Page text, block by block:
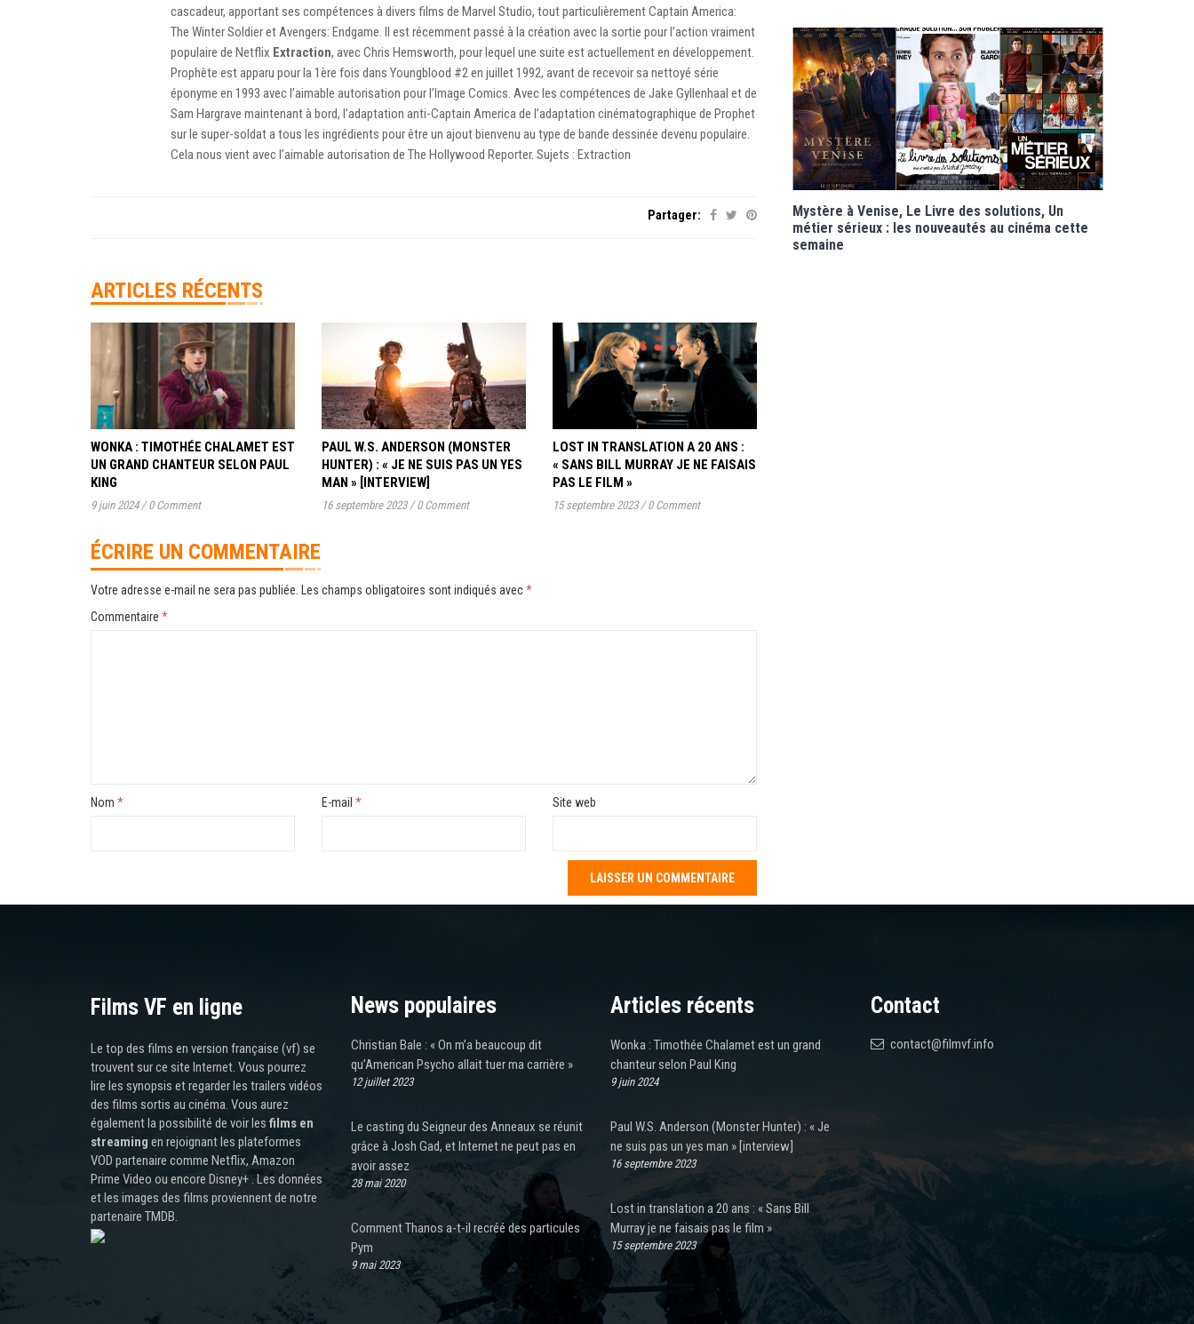
cascadeur, apportant ses compétences à divers films de Marvel Studio, tout particulièrement Captain America:
The Winter Soldier et Avengers: Endgame. Il est récemment passé à la création avec la sortie pour l’action vraiment
populaire de Netflix Extraction, avec Chris Hemsworth, pour lequel une suite est actuellement en développement.
Prophète est apparu pour la 1ère fois dans Youngblood #2 en juillet 1992, avant de recevoir sa nettoyé série
éponyme en 1993 avec l’aimable autorisation pour l’Image Comics. Avec les compétences de Jake Gyllenhaal et de
Sam Hargrave maintenant à bord, l’adaptation anti-Captain America de l’adaptation cinématographique de Prophet
sur le super-soldat a tous les ingrédients pour être un ajout bienvenu au type de bande dessinée devenu populaire.
Cela nous vient avec l’aimable autorisation de The Hollywood Reporter. Sujets : Extraction
Partager:
ARTICLES RÉCENTS
WONKA : TIMOTHÉE CHALAMET EST
UN GRAND CHANTEUR SELON PAUL
KING
9 juin 2024 / 0 Comment
PAUL W.S. ANDERSON (MONSTER
HUNTER) : « JE NE SUIS PAS UN YES
MAN » [INTERVIEW]
16 septembre 2023 / 0 Comment
LOST IN TRANSLATION A 20 ANS :
« SANS BILL MURRAY JE NE FAISAIS
PAS LE FILM »
15 septembre 2023 / 0 Comment
ÉCRIRE UN COMMENTAIRE
Votre adresse e-mail ne sera pas publiée. Les champs obligatoires sont indiqués avec*
Commentaire *
Nom * E-mail * Site web
Mystère à Venise, Le Livre des solutions, Un
métier sérieux : les nouveautés au cinéma cette
semaine
Films VF en ligne
Le top des films en version française (vf) se
trouvent sur ce site Internet. Vous pourrez
lire les synopsis et regarder les trailers vidéos
des films sortis au cinéma. Vous aurez
également la possibilité de voir les films en
streaming en rejoignant les plateformes
VOD partenaire comme Netflix, Amazon
Prime Video ou encore Disney+ . Les données
et les images des films proviennent de notre
partenaire TMDB.
News populaires
Christian Bale : « On m’a beaucoup dit
qu’American Psycho allait tuer ma carrière »
12 juillet 2023
Le casting du Seigneur des Anneaux se réunit
grâce à Josh Gad, et Internet ne peut pas en
avoir assez
28 mai 2020
Comment Thanos a-t-il recréé des particules
Pym
9 mai 2023
Articles récents
Wonka : Timothée Chalamet est un grand
chanteur selon Paul King
9 juin 2024
Paul W.S. Anderson (Monster Hunter) : « Je
ne suis pas un yes man » [interview]
16 septembre 2023
Lost in translation a 20 ans : « Sans Bill
Murray je ne faisais pas le film »
15 septembre 2023
Contact
contact@filmvf.info